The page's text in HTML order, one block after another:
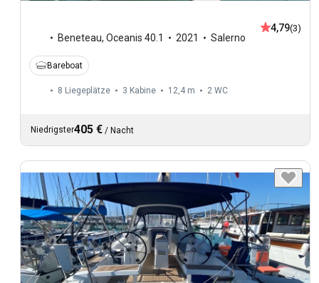
Beneteau, Oceanis 40.1 2021 Salerno
4,79(3)
Bareboat
8 Liegeplätze 3 Kabine 12,4 m 2 WC
Niedrigster405 € / Nacht